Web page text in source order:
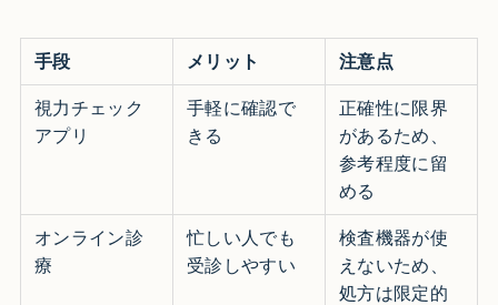
手段 メリット 注意点
視力チェック
アプリ
手軽に確認で
きる
正確性に限界
があるため、
参考程度に留
める
オンライン診
療
忙しい人でも
受診しやすい
検査機器が使
えないため、
処方は限定的